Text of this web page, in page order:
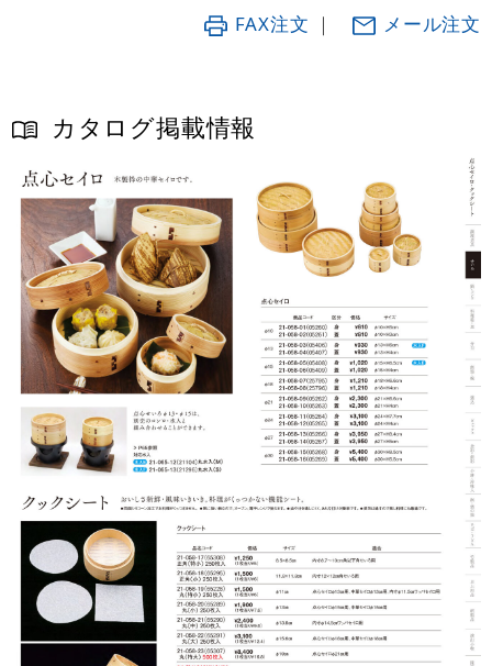
FAX注文 ｜ メール注文
カタログ掲載情報